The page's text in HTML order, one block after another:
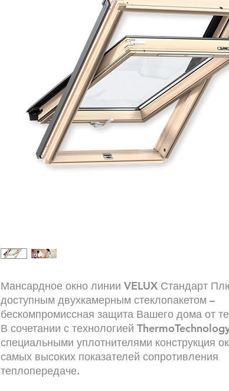
Мансардное окно линии VELUX Стандарт
доступным двухкамерным стеклопакетом –
бескомпромиссная защита Вашего дома от
В сочетании с технологией
специальными уплотнителями конструкция
самых высоких показателей сопротивления
теплопередаче.